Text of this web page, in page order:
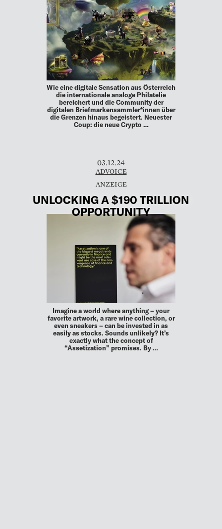
Wie eine digitale Sensation aus Österreich
die internationale analoge Philatelie
bereichert und die Community der
digitalen Briefmarkensammler*innen über
die Grenzen hinaus begeistert. Neuester
Coup: die neue Crypto …
03.12.24
ADVOICE
UNLOCKING A $190 TRILLION
OPPORTUNITY
Imagine a world where anything – your
favorite artwork, a rare wine collection, or
even sneakers – can be invested in as
easily as stocks. Sounds unlikely? It’s
exactly what the concept of
“Assetization” promises. By …